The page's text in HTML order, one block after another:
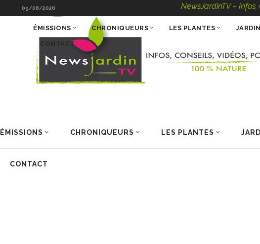
09/08/2026 NewsJardinTV – Infos,
ÉMISSIONS CHRONIQUEURS LES PLANTES
CONTACT
ÉMISSIONS CHRONIQUEURS LES PLANTES
CONTACT